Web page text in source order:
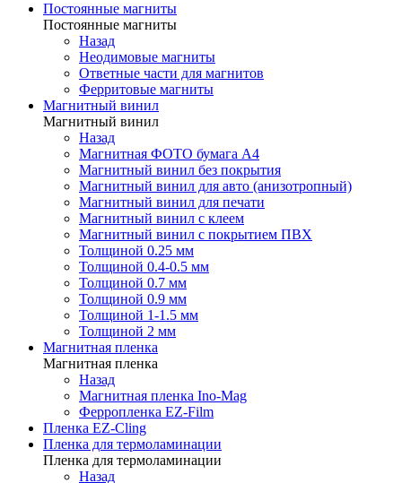
Постоянные магниты
Постоянные магниты
Назад
Неодимовые магниты
Ответные части для магнитов
Ферритовые магниты
Магнитный винил
Магнитный винил
Назад
Магнитная ФОТО бумага А4
Магнитный винил без покрытия
Магнитный винил для авто (анизотропный)
Магнитный винил для печати
Магнитный винил с клеем
Магнитный винил с покрытием ПВХ
Толщиной 0.25 мм
Толщиной 0.4-0.5 мм
Толщиной 0.7 мм
Толщиной 0.9 мм
Толщиной 1-1.5 мм
Толщиной 2 мм
Магнитная пленка
Магнитная пленка
Назад
Магнитная пленка Ino-Mag
Ферропленка EZ-Film
Пленка EZ-Cling
Пленка для термоламинации
Пленка для термоламинации
Назад